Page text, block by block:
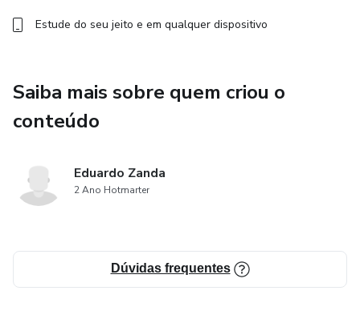
Estude do seu jeito e em qualquer dispositivo
Saiba mais sobre quem criou o
conteúdo
Eduardo Zanda
2 Ano Hotmarter
Dúvidas frequentes